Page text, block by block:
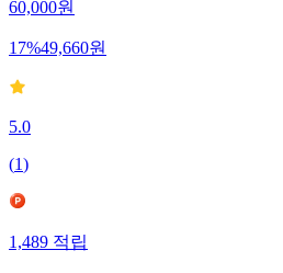
60,000원
17%49,660원
5.0
(1)
1,489적립